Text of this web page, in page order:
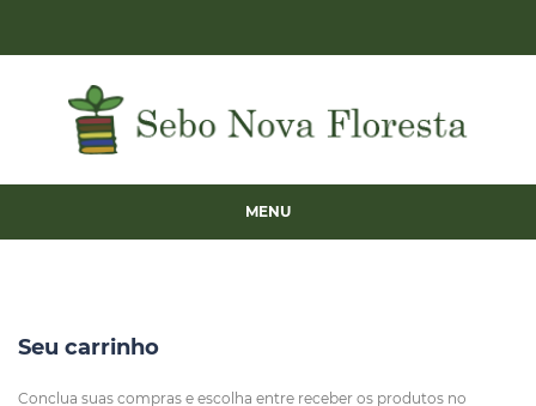
MENU
Seu carrinho
Conclua suas compras e escolha entre receber os produtos no